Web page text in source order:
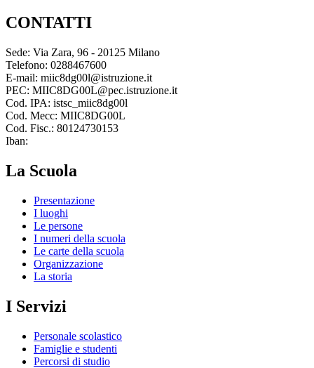
CONTATTI
Sede: Via Zara, 96 - 20125 Milano
Telefono: 0288467600
E-mail: miic8dg00l@istruzione.it
PEC: MIIC8DG00L@pec.istruzione.it
Cod. IPA: istsc_miic8dg00l
Cod. Mecc: MIIC8DG00L
Cod. Fisc.: 80124730153
Iban:
La Scuola
Presentazione
I luoghi
Le persone
I numeri della scuola
Le carte della scuola
Organizzazione
La storia
I Servizi
Personale scolastico
Famiglie e studenti
Percorsi di studio